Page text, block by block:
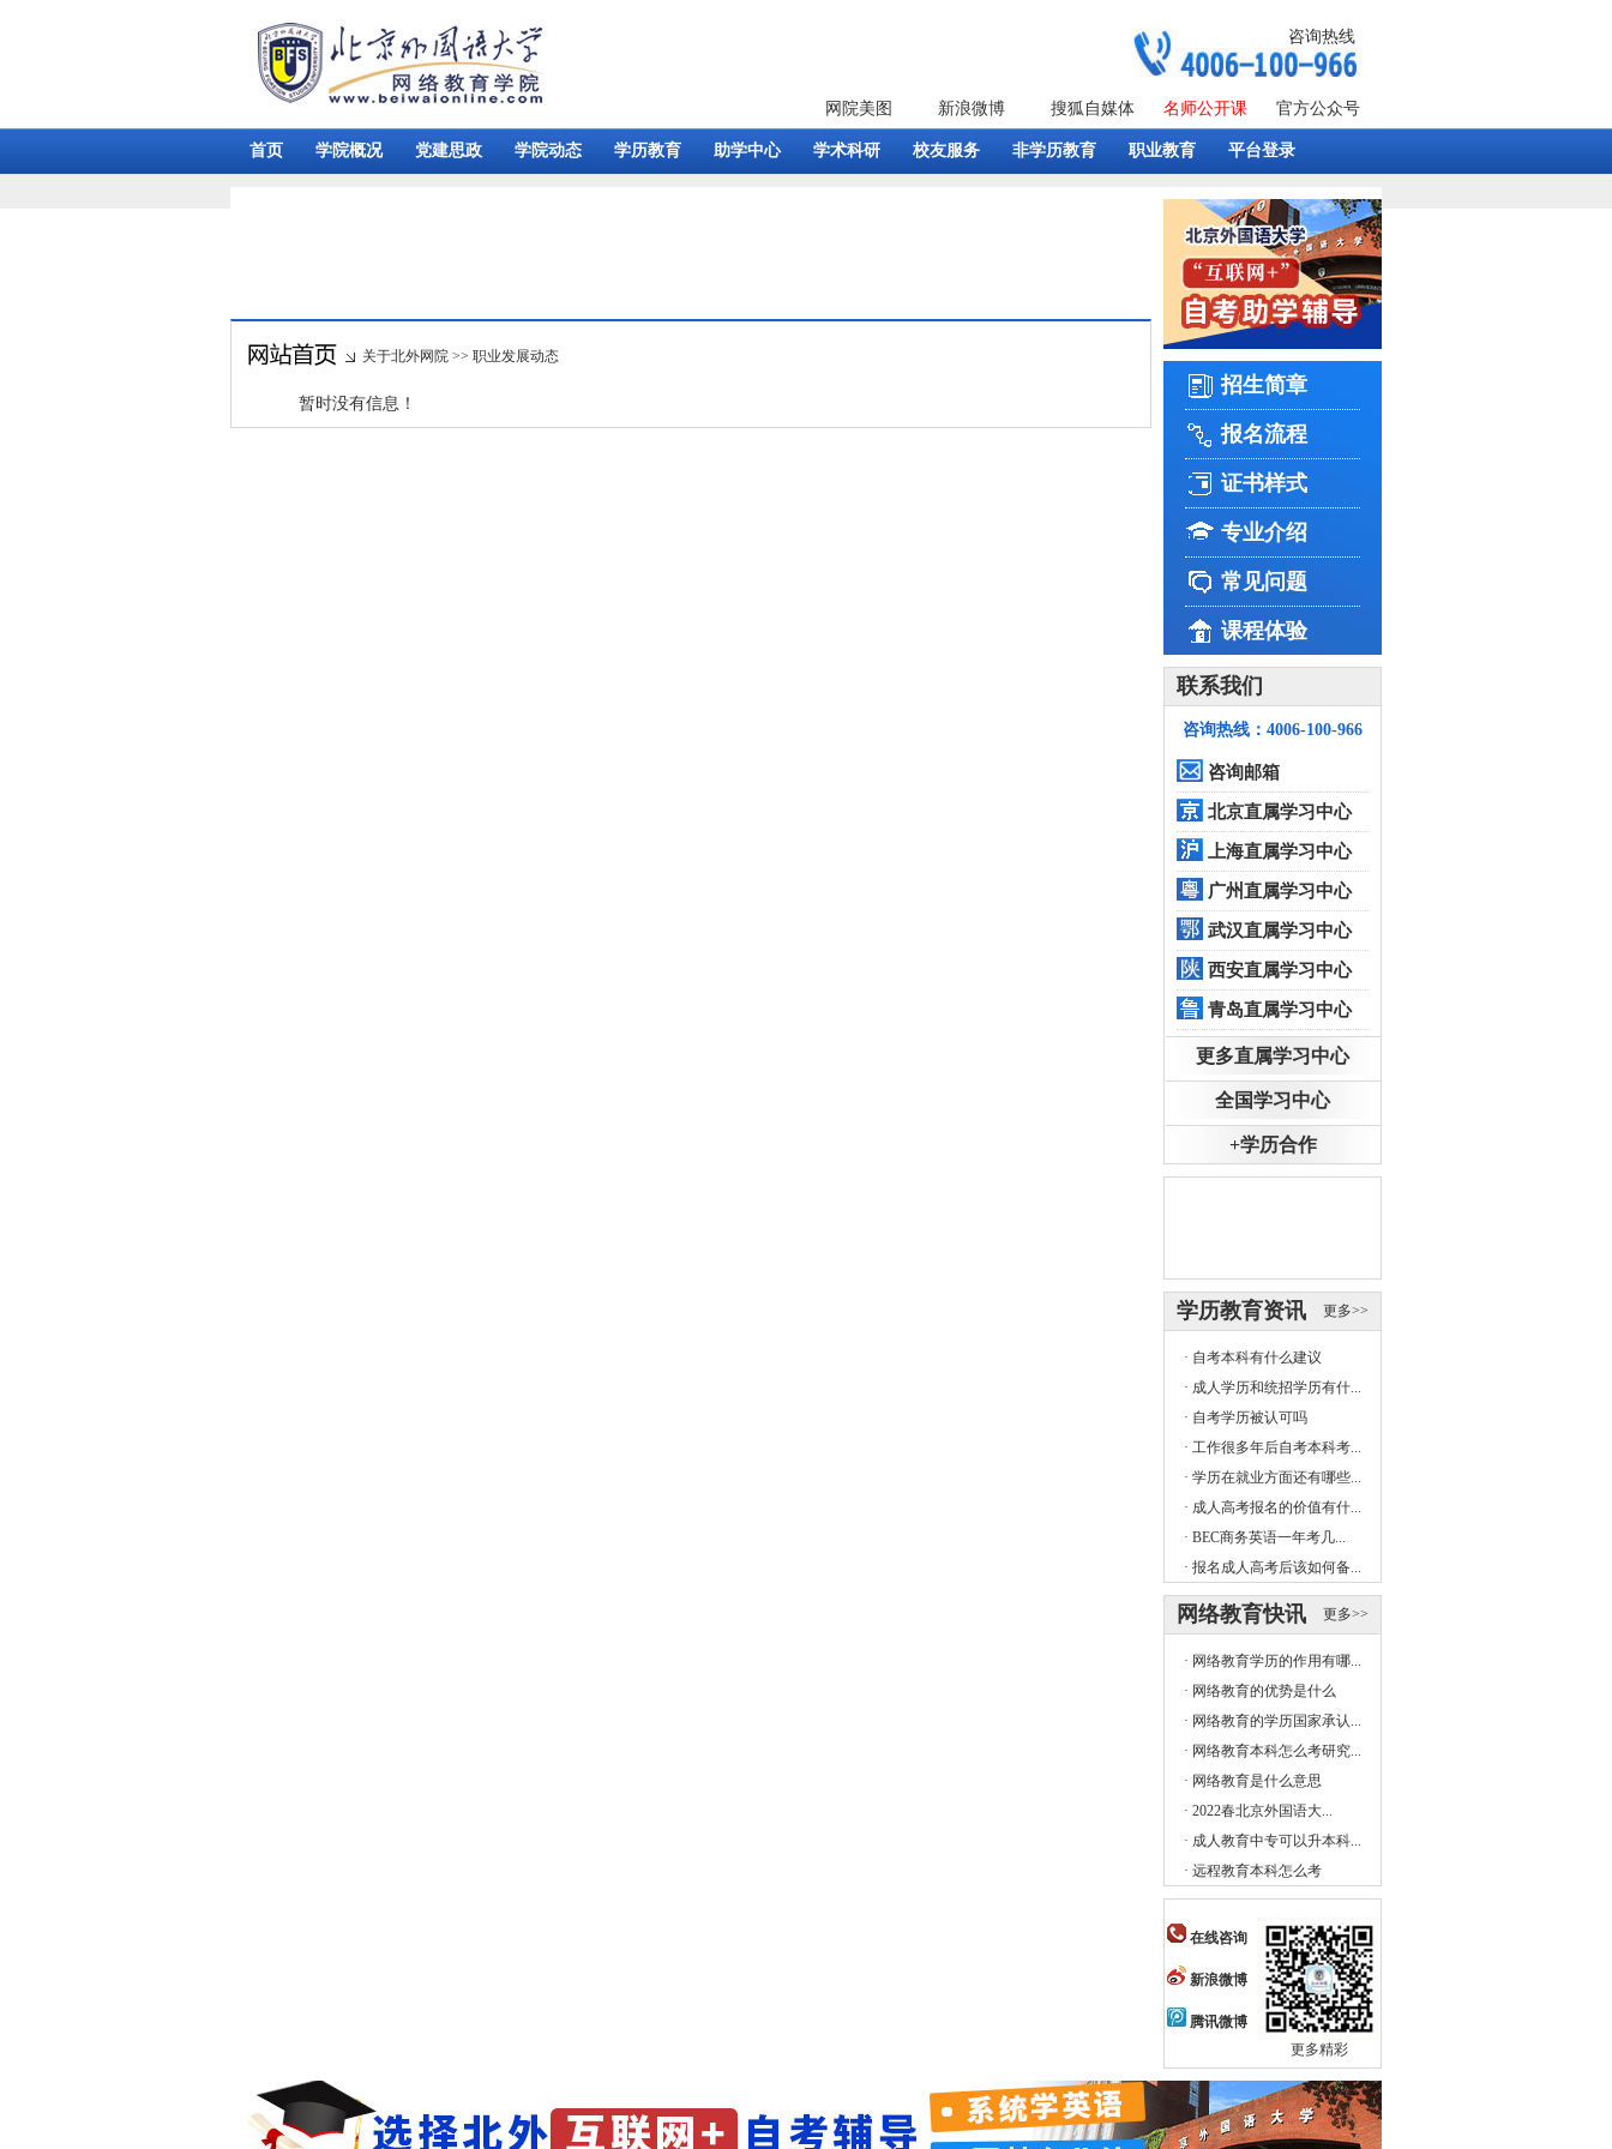
咨询热线
网院美图 新浪微博 搜狐自媒体 名师公开课 官方公众号
首页 学院概况 党建思政 学院动态 学历教育 助学中心 学术科研 校友服务 非学历教育 职业教育 平台登录
关于北外网院 >> 职业发展动态
暂时没有信息！
招生简章
报名流程
证书样式
专业介绍
常见问题
课程体验
联系我们
咨询热线：4006-100-966
咨询邮箱
北京直属学习中心
上海直属学习中心
广州直属学习中心
武汉直属学习中心
西安直属学习中心
青岛直属学习中心
更多直属学习中心
全国学习中心
+学历合作
更多>>
学历教育资讯
· 自考本科有什么建议
· 成人学历和统招学历有什...
· 自考学历被认可吗
· 工作很多年后自考本科考...
· 学历在就业方面还有哪些...
· 成人高考报名的价值有什...
· BEC商务英语一年考几...
· 报名成人高考后该如何备...
更多>>
网络教育快讯
· 网络教育学历的作用有哪...
· 网络教育的优势是什么
· 网络教育的学历国家承认...
· 网络教育本科怎么考研究...
· 网络教育是什么意思
· 2022春北京外国语大...
· 成人教育中专可以升本科...
· 远程教育本科怎么考
在线咨询
新浪微博
腾讯微博
更多精彩